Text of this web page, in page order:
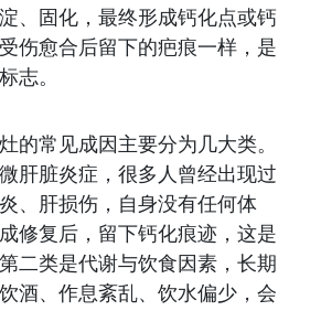
、固化，最终形成钙化点或钙
伤愈合后留下的疤痕一样，是
志。
的常见成因主要分为几大类。
肝脏炎症，很多人曾经出现过
、肝损伤，自身没有任何体
修复后，留下钙化痕迹，这是
二类是代谢与饮食因素，长期
酒、作息紊乱、饮水偏少，会